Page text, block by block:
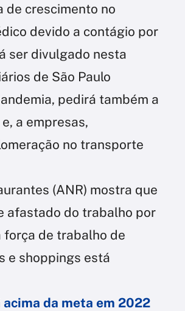
de crescimento no
devido a contágio por
ser divulgado nesta
de São Paulo
pedirá também a
a empresas,
no transporte
(ANR) mostra que
afastado do trabalho por
força de trabalho de
e shoppings está
da meta em 2022